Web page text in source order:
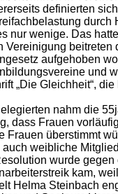
definierten
nur wenige. Das
aufgehoben
und
„Die Gleichheit“,
nahm die
dass Frauen
Frauen überstimmt
weibliche
wurde
kam,
Helma Steinbach